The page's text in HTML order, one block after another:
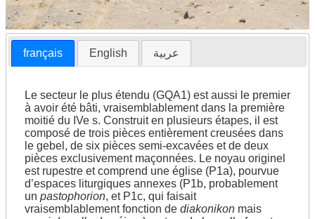
français English عربية
Le secteur le plus étendu (GQA1) est aussi le premier
à avoir été bâti, vraisemblablement dans la première
moitié du IVe s. Construit en plusieurs étapes, il est
composé de trois pièces entièrement creusées dans
le gebel, de six pièces semi-excavées et de deux
pièces exclusivement maçonnées. Le noyau originel
est rupestre et comprend une église (P1a), pourvue
d’espaces liturgiques annexes (P1b, probablement
un pastophorion, et P1c, qui faisait
vraisemblablement fonction de diakonikonmais